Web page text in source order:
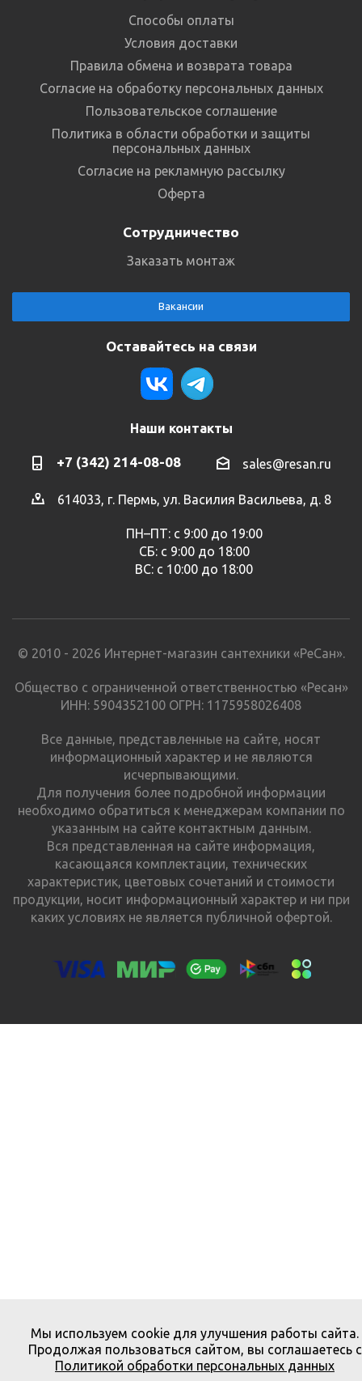
Способы оплаты
Условия доставки
Правила обмена и возврата товара
Согласие на обработку персональных данных
Пользовательское соглашение
Политика в области обработки и защиты
персональных данных
Согласие на рекламную рассылку
Оферта
Сотрудничество
Заказать монтаж
Вакансии
Оставайтесь на связи
Наши контакты
+7 (342) 214-08-08 sales@resan.ru
614033, г. Пермь, ул. Василия Васильева, д. 8
ПН–ПТ: с 9:00 до 19:00
СБ: с 9:00 до 18:00
ВС: с 10:00 до 18:00
© 2010 - 2026 Интернет-магазин сантехники «РеСан».
Общество с ограниченной ответственностью «Ресан»
ИНН: 5904352100 ОГРН: 1175958026408
Все данные, представленные на сайте, носят
информационный характер и не являются
исчерпывающими.
Для получения более подробной информации
необходимо обратиться к менеджерам компании по
указанным на сайте контактным данным.
Вся представленная на сайте информация,
касающаяся комплектации, технических
характеристик, цветовых сочетаний и стоимости
продукции, носит информационный характер и ни при
каких условиях не является публичной офертой.
Мы используем cookie для улучшения работы сайта.
Продолжая пользоваться сайтом, вы соглашаетесь с
Политикой обработки персональных данных